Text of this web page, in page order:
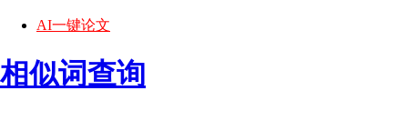
AI一键论文
相似词查询